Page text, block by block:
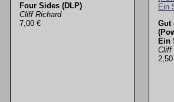
Four Sides (DLP)
Cliff Richard
7,00 €
Gut
Ein
Cliff